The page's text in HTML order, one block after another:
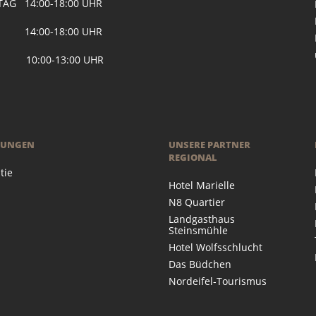
14:00-18:00 UHR
14:00-18:00 UHR
10:00-13:00 UHR
UNSERE PARTNER
REGIONAL
Hotel Marielle
N8 Quartier
Landgasthaus
Steinsmühle
Hotel Wolfsschlucht
Das Büdchen
Nordeifel-Tourismus